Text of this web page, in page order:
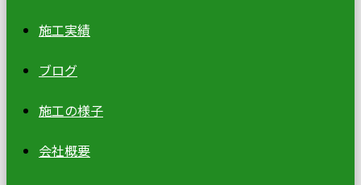
施工実績
ブログ
施工の様子
会社概要